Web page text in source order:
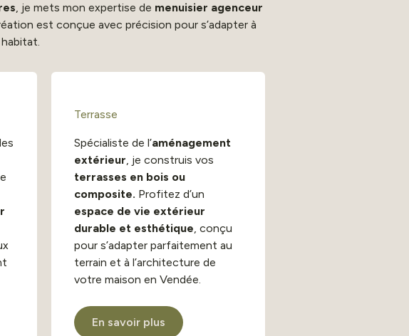
, je mets mon expertise de menuisier agenceur
est conçue avec précision pour s’adapter à
Terrasse
Spécialiste de l’aménagement
extérieur, je construis vos
terrasses en bois ou
composite. Profitez d’un
espace de vie extérieur
durable et esthétique, conçu
pour s’adapter parfaitement au
terrain et à l’architecture de
votre maison en Vendée.
En savoir plus